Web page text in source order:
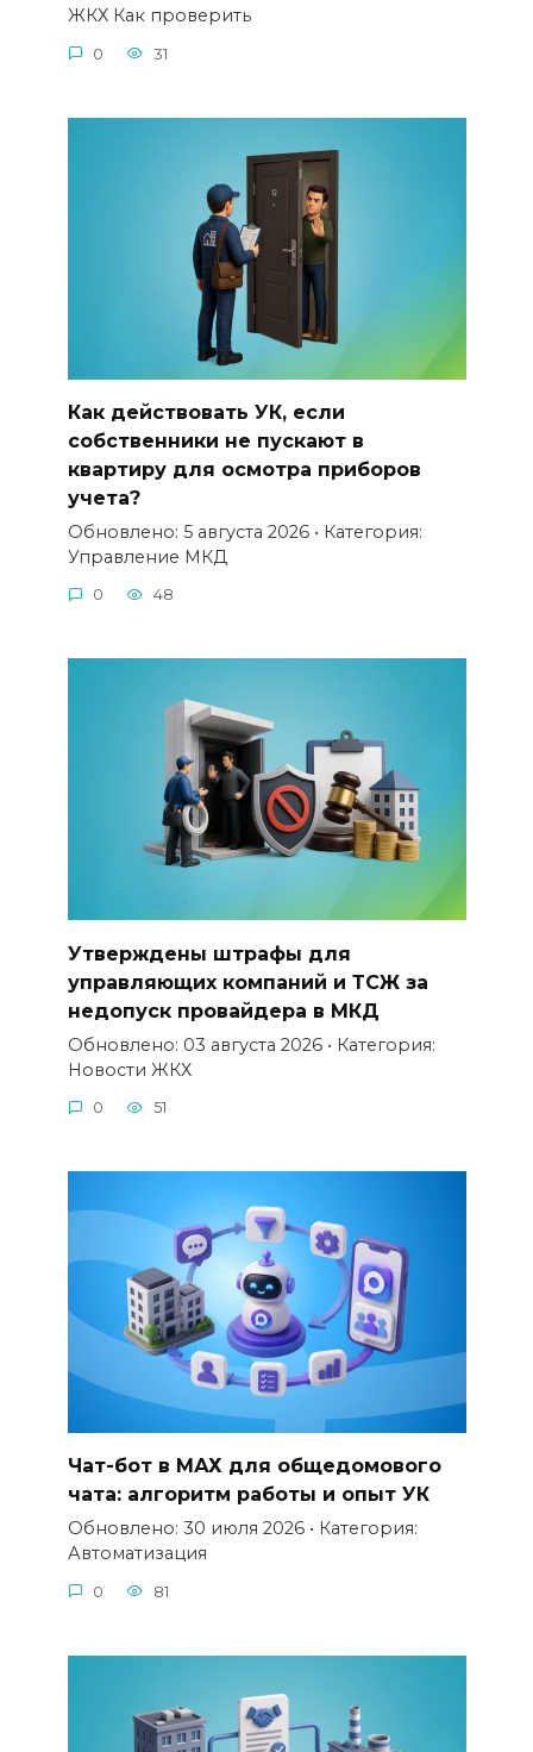
ЖКХ Как проверить
0 31
Как действовать УК, если
собственники не пускают в
квартиру для осмотра приборов
учета?
Обновлено: 5 августа 2026 • Категория:
Управление МКД
0 48
Утверждены штрафы для
управляющих компаний и ТСЖ за
недопуск провайдера в МКД
Обновлено: 03 августа 2026 • Категория:
Новости ЖКХ
0 51
Чат-бот в МАХ для общедомового
чата: алгоритм работы и опыт УК
Обновлено: 30 июля 2026 • Категория:
Автоматизация
0 81